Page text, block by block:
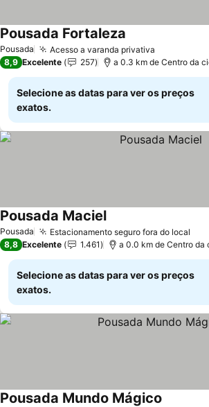
Pousada Acesso a varanda privativa
Pousada Fortaleza
8,9 Excelente 257 a 0.3 km de Centro da
Selecione as datas para ver os preços
exatos.
Pousada Estacionamento seguro fora do local
Pousada Maciel
8,8 Excelente 1.461 a 0.0 km de Centro da
Selecione as datas para ver os preços
exatos.
Pousada Mundo Mágico